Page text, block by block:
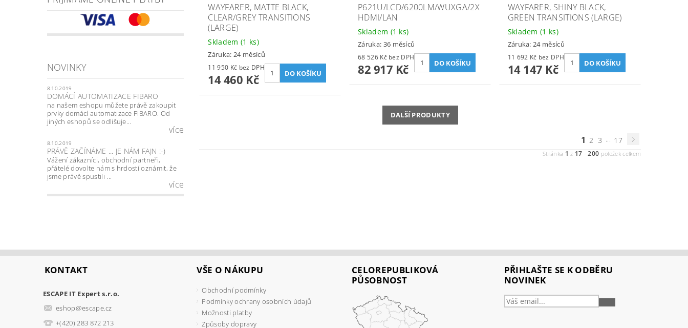
NOVINKY
8.10.2019
DOMÁCÍ AUTOMATIZACE FIBARO
na našem eshopu můžete právě zakoupit
prvky domácí automatizace FIBARO. Od
jiných eshopů se odlišuje...
více
8.10.2019
PRÁVĚ ZAČÍNÁME ... JE NÁM FAJN :-)
Vážení zákazníci, obchodní partneři,
přátelé dovolte nám s hrdostí oznámit, že
jsme právě spustili ...
více
WAYFARER, MATTE BLACK,
CLEAR/GREY TRANSITIONS
(LARGE)
Skladem (1 ks)
Záruka: 24 měsíců
11 950 Kč bez DPH
14 460 Kč
P621U/LCD/6200LM/WUXGA/2X
HDMI/LAN
Skladem (1 ks)
Záruka: 36 měsíců
68 526 Kč bez DPH
82 917 Kč
WAYFARER, SHINY BLACK,
GREEN TRANSITIONS (LARGE)
Skladem(1 ks)
Záruka: 24 měsíců
11 692 Kč bez DPH
14 147 Kč
DALŠÍ PRODUKTY
1 2 3 ... 17
Stránka 1 z 17 -200 položek celkem
KONTAKT
ESCAPE IT Expert s.r.o.
eshop@escape.cz
+(420) 283 872 213
VŠE O NÁKUPU
Obchodní podmínky
Podmínky ochrany osobních údajů
Možnosti platby
Způsoby dopravy
CELOREPUBLIKOVÁ
PŮSOBNOST
PŘIHLAŠTE SE K ODBĚRU
NOVINEK
PŘIHLÁSIT